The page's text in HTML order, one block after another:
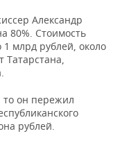
Александр
80%. Стоимость
млрд рублей, около
то он пережил
рублей.